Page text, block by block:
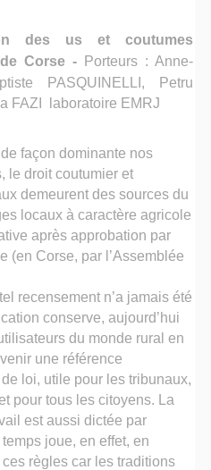
des us et coutumes
Corse -
Porteurs : Anne-
PASQUINELLI, Petru
FAZI laboratoire EMRJ
façon dominante nos
le droit coutumier et
demeurent des sources du
locaux à caractère agricole
après approbation par
(en Corse, par l’Assemblée
recensement n’a jamais été
conserve, aujourd’hui
du monde rural en
une référence
loi, utile pour les tribunaux,
pour tous les citoyens. La
est aussi dictée par
temps joue, en effet, en
règles car les traditions